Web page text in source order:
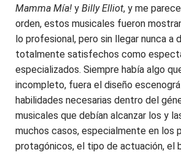
Mamma Mía! y Billy Elliot, y me
orden, estos musicales fueron
lo profesional, pero sin llegar nunca a
totalmente satisfechos como
especializados. Siempre había algo
incompleto, fuera el diseño
habilidades necesarias dentro del
musicales que debían alcanzar los y
muchos casos, especialmente en los
protagónicos, el tipo de actuación, el